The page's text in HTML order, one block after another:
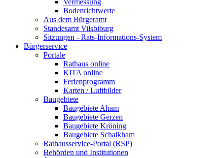
Vermessung
Bodenrichtwerte
Aus dem Bürgeramt
Standesamt Vilsbiburg
Sitzungen - Rats-Informations-System
Bürgerservice
Portale
Rathaus online
KITA online
Ferienprogramm
Karten / Luftbilder
Baugebiete
Baugebiete Aham
Baugebiete Gerzen
Baugebiete Kröning
Baugebiete Schalkham
Rathausservice-Portal (RSP)
Behörden und Institutionen